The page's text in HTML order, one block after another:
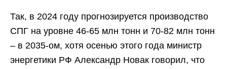
Так, в 2024 году прогнозируется производство
СПГ на уровне 46-65 млн тонн и 70-82 млн тонн
– в 2035-ом, хотя осенью этого года министр
энергетики РФ Александр Новак говорил, что